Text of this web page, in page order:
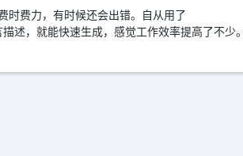
时费力，有时候还会出错。自从用了
述，就能快速生成，感觉工作效率提高了不少